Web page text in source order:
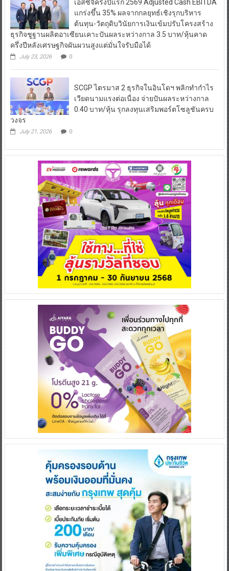
เอสซีจีครึ่งปีแรก 2569 Adjusted Cash EBITDA
แกร่งขึ้น 35% ผลจากกลยุทธ์เชิงรุกบริหาร
ต้นทุน-วัตถุดิบวินัยการเงินเข้มปรับโครงสร้าง
ธุรกิจชูฐานผลิตอาเซียนเคาะปันผลระหว่างกาล 3.5 บาท/หุ้นคาด
ครึ่งปีหลังเศรษฐกิจผันผวนสูงแต่มั่นใจรับมือได้
July 23, 2026 0
SCGP ไตรมาส 2 ธุรกิจในอินโดฯ พลิกทำกำไร
เวียดนามแรงต่อเนื่อง จ่ายปันผลระหว่างกาล
0.40 บาท/หุ้น รุกลงทุนเสริมพอร์ตโซลูชันครบ
วงจร
July 21, 2026 0